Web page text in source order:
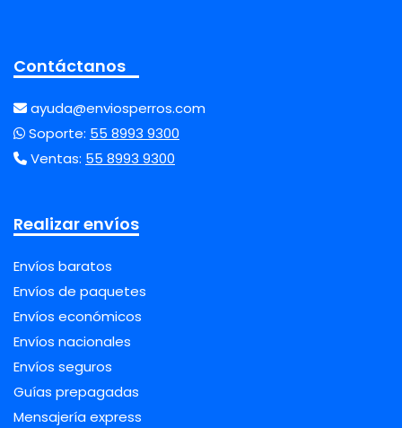
Contáctanos
ayuda@enviosperros.com
Soporte: 55 8993 9300
Ventas: 55 8993 9300
Realizar envíos
Envíos baratos
Envíos de paquetes
Envíos económicos
Envíos nacionales
Envíos seguros
Guías prepagadas
Mensajería express